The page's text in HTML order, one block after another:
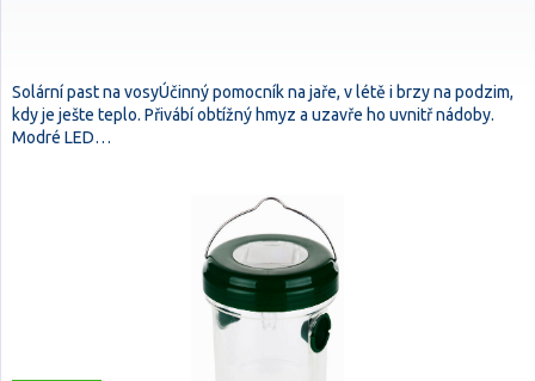
Solární past na vosyÚčinný pomocník na jaře, v létě i brzy na podzim,
kdy je ješte teplo. Přivábí obtížný hmyz a uzavře ho uvnitř nádoby.
Modré LED…